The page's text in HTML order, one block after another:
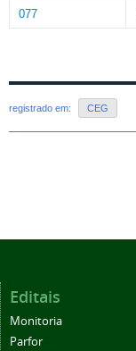
077
registrado em: CEG
Editais
Monitoria
Parfor